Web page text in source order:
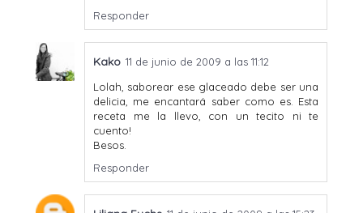
Responder
Kako 11 de junio de 2009 a las 11:12
Lolah, saborear ese glaceado debe ser una
delicia, me encantará saber como es. Esta
receta me la llevo, con un tecito ni te
cuento!
Besos.
Responder